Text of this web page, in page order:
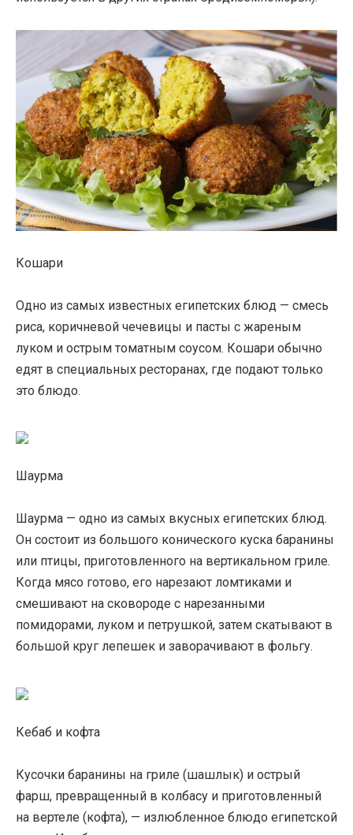
Кошари
Одно из самых известных египетских блюд — смесь
риса, коричневой чечевицы и пасты с жареным
луком и острым томатным соусом. Кошари обычно
едят в специальных ресторанах, где подают только
это блюдо.
Шаурма
Шаурма — одно из самых вкусных египетских блюд.
Он состоит из большого конического куска баранины
или птицы, приготовленного на вертикальном гриле.
Когда мясо готово, его нарезают ломтиками и
смешивают на сковороде с нарезанными
помидорами, луком и петрушкой, затем скатывают в
большой круг лепешек и заворачивают в фольгу.
Кебаб и кофта
Кусочки баранины на гриле (шашлык) и острый
фарш, превращенный в колбасу и приготовленный
на вертеле (кофта), — излюбленное блюдо египетской